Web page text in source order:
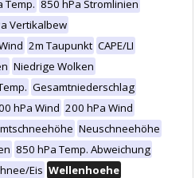
Temp. 850 hPa Stromlinien
Vertikalbew
2m Taupunkt CAPE/LI
Niedrige Wolken
Gesamtniederschlag
hPa Wind 200 hPa Wind
Neuschneehöhe
850 hPa Temp. Abweichung
Eis Wellenhoehe